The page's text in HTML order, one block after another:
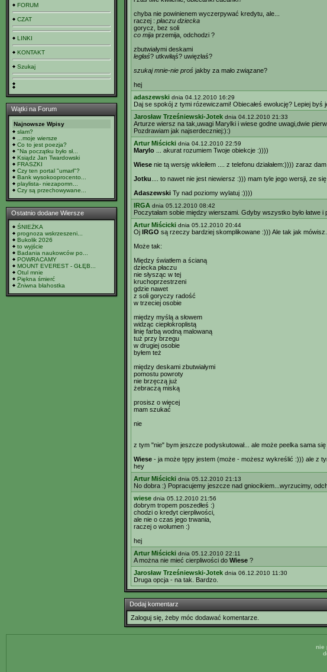
FORUM
CZAT
LINKI
KONTAKT
Szukaj
Wątki na Forum
Najnowsze Wpisy
slam?
...moje wiersze
Co to jest poezja?
"Na początku było sł...
Ksiądz Jan Twardowski
FRASZKI
Czy ten portal "umarł"?
Bank wysokooprocento...
playlista- niezapomn...
Czy są przechowywane...
Ostatnio dodane Wiersze
ŚNIEŻKA
prognoza wskrzeszeni...
Bukolik 2026
to wyjście
Badania naukowców po...
POWRACAMY
MOUNT EVEREST - GŁĘB...
Otul mnie
Piękna śmierć
Żniwna błahostka
chyba nie powinienem wyczerpywać kredytu, ale...
raczej : płaczu dziecka
gorycz, bez soli
co mija przemija, odchodzi ?
zbutwiałymi deskami
ległaś? utkwiłąś? uwięzłaś?
szukaj mnie-nie proś jakby za mało związane?
hej
adaszewski dnia 04.12.2010 16:29
Daj se spokój z tymi rózewiczami! Obiecałeś ewolucję? Lepiej
Jarosław Trześniewski-Jotek dnia 04.12.2010 21:33
Arturze wiersz na tak,uwagi Marylki i wiese godne uwagi,dwie
Pozdrawiam jak najserdeczniej:):)
Artur Miścicki dnia 04.12.2010 22:59
Marylo ... akurat rozumiem Twoje obiekcje :))))
Wiese nie tą wersję wkleiłem .... z telefonu działałem:)))) zaraz
Jotku .... to nawet nie jest niewiersz :))) mam tyle jego wersji, ze
Adaszewski Ty nad poziomy wylatuj :))))
IRGA dnia 05.12.2010 08:42
Poczytałam sobie między wierszami. Gdyby wszystko było
Artur Miścicki dnia 05.12.2010 20:44
Oj IRGO są rzeczy bardziej skomplikowane :))) Ale tak jak
Może tak:
Między światłem a ścianą
dziecka płaczu
nie słysząc w tej
kruchoprzestrzeni
gdzie nawet
z soli goryczy radość
w trzeciej osobie
między myślą a słowem
widząc ciepłokroplistą
linię farbą wodną malowaną
tuż przy brzegu
w drugiej osobie
byłem też
między deskami zbutwiałymi
pomostu powroty
nie brzęczą już
żebraczą miską
prosisz o więcej
mam szukać
nie
z tym "nie" bym jeszcze podyskutował... ale może peelka sama
Wiese - ja może tępy jestem (może - możesz wykreślić :))) ale z
hey
Artur Miścicki dnia 05.12.2010 21:13
No dobra :) Popracujemy jeszcze nad gniocikiem...wyrzucimy,
wiese dnia 05.12.2010 21:56
dobrym tropem poszedłeś :)
chodzi o kredyt cierpliwości,
ale nie o czas jego trwania,
raczej o wolumen :)
hej
Artur Miścicki dnia 05.12.2010 22:11
A można nie mieć cierpliwości do Wiese ?
Jarosław Trześniewski-Jotek dnia 06.12.2010 11:30
Druga opcja - na tak. Bardzo.
Dodaj komentarz
Zaloguj się, żeby móc dodawać komentarze.
nie